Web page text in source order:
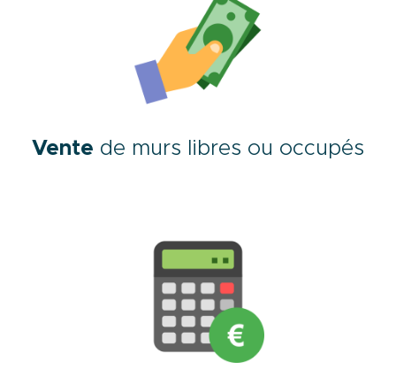
Vente de murs libres ou occupés